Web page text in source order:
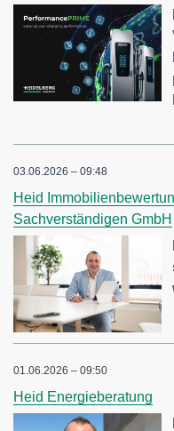
03.06.2026 – 09:48
Heid
Sachverständigen GmbH
01.06.2026 – 09:50
Heid Energieberatung